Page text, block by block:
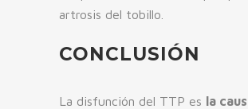
artrosis del tobillo.
CONCLUSIÓN
La disfunción del TTP es la